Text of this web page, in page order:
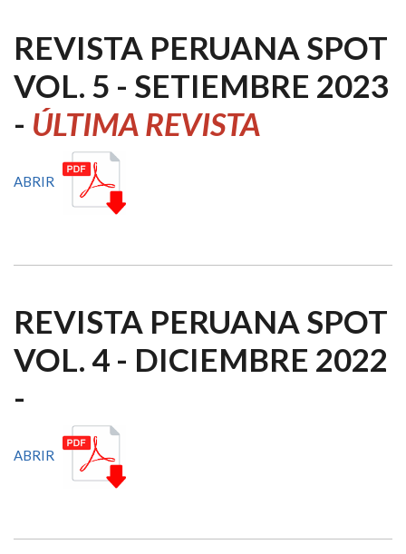
REVISTA PERUANA SPOT
VOL. 5 - SETIEMBRE 2023
- ÚLTIMA REVISTA
ABRIR
REVISTA PERUANA SPOT
VOL. 4 - DICIEMBRE 2022
-
ABRIR